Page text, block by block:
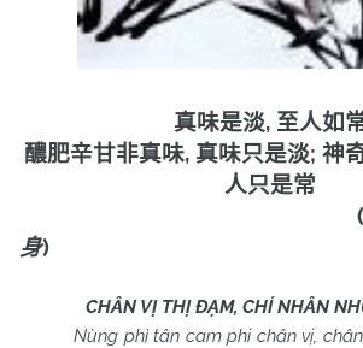
真味是淡, 至人如
醲肥辛甘非真味, 真味只是淡; 神
人只是常
(
身)
CHÂN VỊ THỊ ĐẠM, CHÍ NHÂN
Nùng phì tân cam phi chân vị, chân